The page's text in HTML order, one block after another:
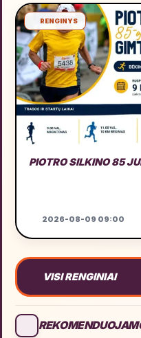
RENGINYS
PIOTRO SILKINO 85
2026-08-09 09:00
VISI RENGINIAI